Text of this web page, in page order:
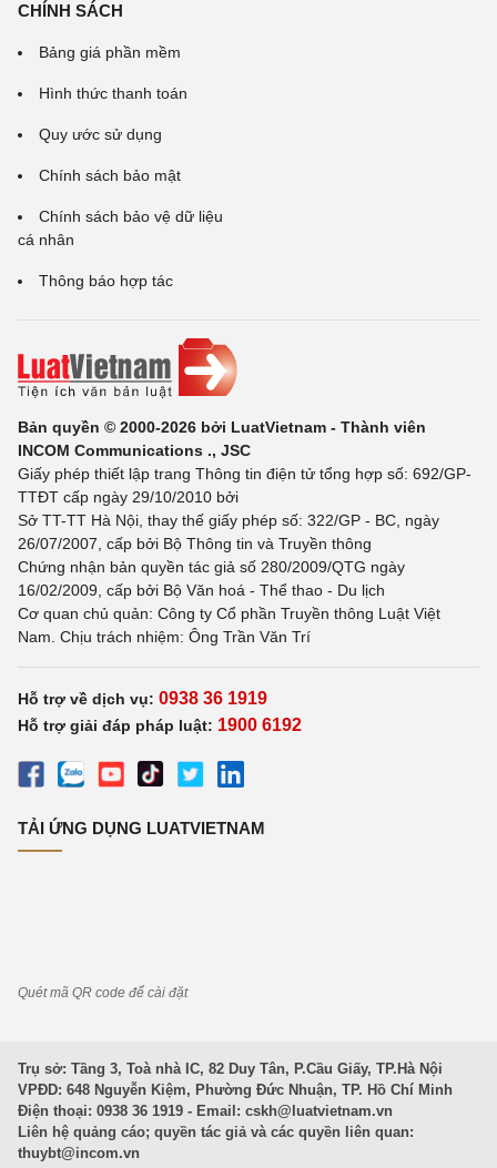
CHÍNH SÁCH
Bảng giá phần mềm
Hình thức thanh toán
Quy ước sử dụng
Chính sách bảo mật
Chính sách bảo vệ dữ liệu
cá nhân
Thông báo hợp tác
Bản quyền © 2000-2026 bởi LuatVietnam - Thành viên
INCOM Communications ., JSC
Giấy phép thiết lập trang Thông tin điện tử tổng hợp số: 692/GP-
TTĐT cấp ngày 29/10/2010 bởi
Sở TT-TT Hà Nội, thay thế giấy phép số: 322/GP - BC, ngày
26/07/2007, cấp bởi Bộ Thông tin và Truyền thông
Chứng nhận bản quyền tác giả số 280/2009/QTG ngày
16/02/2009, cấp bởi Bộ Văn hoá - Thể thao - Du lịch
Cơ quan chủ quản: Công ty Cổ phần Truyền thông Luật Việt
Nam. Chịu trách nhiệm: Ông Trần Văn Trí
Hỗ trợ về dịch vụ: 0938 36 1919
Hỗ trợ giải đáp pháp luật: 1900 6192
TẢI ỨNG DỤNG LUATVIETNAM
Quét mã QR code để cài đặt
Trụ sở: Tầng 3, Toà nhà IC, 82 Duy Tân, P.Cầu Giấy, TP.Hà Nội
VPĐD: 648 Nguyễn Kiệm, Phường Đức Nhuận, TP. Hồ Chí Minh
Điện thoại: 0938 36 1919 - Email: cskh@luatvietnam.vn
Liên hệ quảng cáo; quyền tác giả và các quyền liên quan:
thuybt@incom.vn